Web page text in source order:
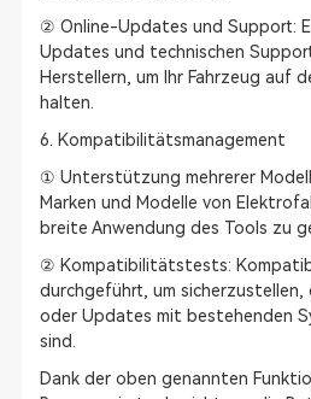
② Online-Updates und Support:
Updates und technischen
Herstellern, um Ihr Fahrzeug auf
halten.
6. Kompatibilitätsmanagement
① Unterstützung mehrerer
Marken und Modelle von
breite Anwendung des Tools zu
② Kompatibilitätstests:
durchgeführt, um sicherzustellen,
oder Updates mit bestehenden
sind.
Dank der oben genannten